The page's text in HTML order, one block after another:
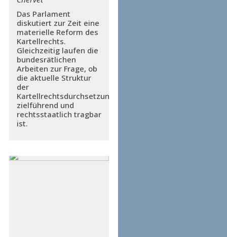
Das Parlament
diskutiert zur Zeit eine
materielle Reform des
Kartellrechts.
Gleichzeitig laufen die
bundesrätlichen
Arbeiten zur Frage, ob
die aktuelle Struktur
der
Kartellrechtsdurchsetzung
zielführend und
rechtsstaatlich tragbar
ist.